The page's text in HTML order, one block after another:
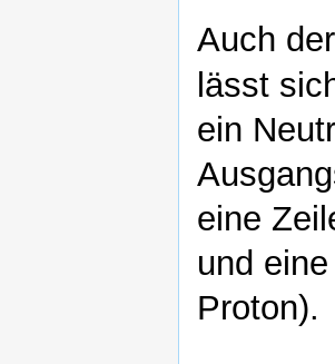
Auch
lässt
ein
eine
und
Proton).